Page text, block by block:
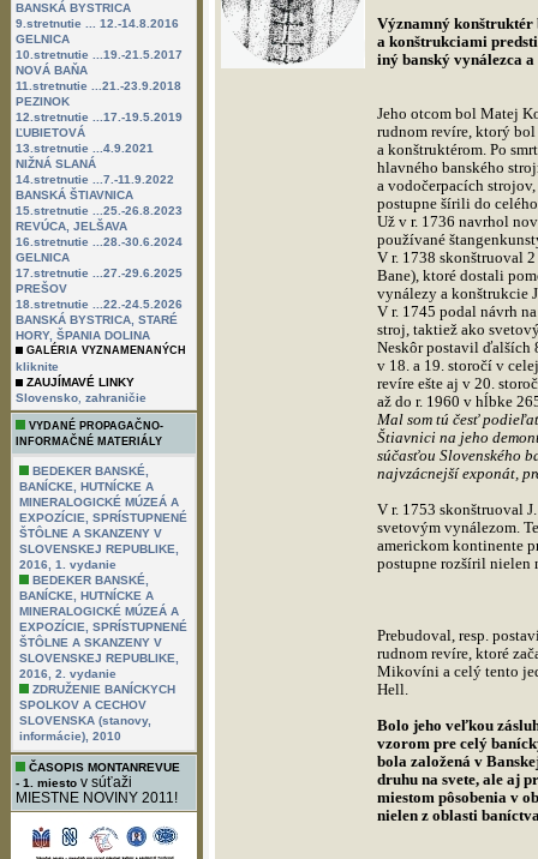
BANSKÁ BYSTRICA
9.stretnutie ... 12.-14.8.2016
GELNICA
10.stretnutie ...19.-21.5.2017
NOVÁ BAŇA
11.stretnutie ...21.-23.9.2018
PEZINOK
12.stretnutie ...17.-19.5.2019
ĽUBIETOVÁ
13.stretnutie ...4.9.2021
NIŽNÁ SLANÁ
14.stretnutie ...7.-11.9.2022
BANSKÁ ŠTIAVNICA
15.stretnutie ...25.-26.8.2023
REVÚCA, JELŠAVA
16.stretnutie ...28.-30.6.2024
GELNICA
17.stretnutie ...27.-29.6.2025
PREŠOV
18.stretnutie ...22.-24.5.2026
BANSKÁ BYSTRICA, STARÉ
HORY, ŠPANIA DOLINA
GALÉRIA VYZNAMENANÝCH
kliknite
ZAUJÍMAVÉ LINKY
Slovensko zahraničie
VYDANÉ PROPAGAČNO-
INFORMAČNÉ MATERIÁLY
BEDEKER BANSKÉ,
BANÍCKE, HUTNÍCKE A
MINERALOGICKÉ MÚZEÁ A
EXPOZÍCIE, SPRÍSTUPNENÉ
ŠTÔLNE A SKANZENY V
SLOVENSKEJ REPUBLIKE,
2016, 1. vydanie
BEDEKER BANSKÉ,
BANÍCKE, HUTNÍCKE A
MINERALOGICKÉ MÚZEÁ A
EXPOZÍCIE, SPRÍSTUPNENÉ
ŠTÔLNE A SKANZENY V
SLOVENSKEJ REPUBLIKE,
2016, 2. vydanie
ZDRUŽENIE BANÍCKYCH
SPOLKOV A CECHOV
SLOVENSKA (stanovy,
informácie), 2010
ČASOPIS MONTANREVUE
- 1. miesto v súťaži
MIESTNE NOVINY 2011!
Významný
a konštrukciami
iný banský vynálezca
Jeho otcom bol Matej
rudnom revíre, ktorý
a konštruktérom. Po
hlavného banského
a vodočerpacích
postupne šírili do
Už v r. 1736 navrhol
používané
V r. 1738 skonštruoval
Bane), ktoré dostali
vynálezy a konštrukcie
V r. 1745 podal návrh
stroj, taktiež ako
Neskôr postavil ďalších
v 18. a 19. storočí v
revíre ešte aj v 20.
až do r. 1960 v hĺbke
Mal som tú česť
Štiavnici na jeho
súčasťou Slovenského
najvzácnejší exponát,
V r. 1753 skonštruoval
svetovým vynálezom.
americkom kontinente
postupne rozšíril nielen
Prebudoval, resp.
rudnom revíre, ktoré
Mikovíni a celý tento
Hell.
Bolo jeho veľkou
vzorom pre celý
bola založená v
druhu na svete, ale aj
miestom pôsobenia v
nielen z oblasti